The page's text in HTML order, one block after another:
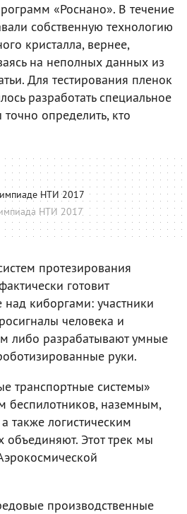
«Роснано». В течение
собственную технологию
кристалла, вернее,
на неполных данных из
Для тестирования пленок
разработать специальное
определить, кто
НТИ 2017
НТИ 2017
протезирования
готовит
киборгами: участники
человека и
либо разрабатывают умные
руки.
транспортные системы»
беспилотников, наземным,
также логистическим
объединяют. Этот трек мы
производственные